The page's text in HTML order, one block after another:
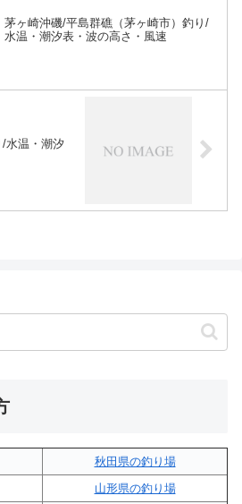
茅ヶ崎沖磯/平島群礁（茅ヶ崎市）釣り/
水温・潮汐表・波の高さ・風速
水温・潮汐
秋田県の釣り場
山形県の釣り場